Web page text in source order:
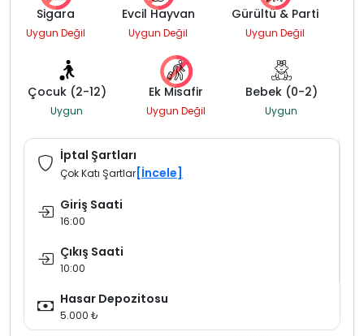
Sigara
Uygun Değil
Evcil Hayvan
Uygun Değil
Gürültü & Parti
Uygun Değil
Çocuk (2-12)
Uygun
Ek Misafir
Uygun Değil
Bebek (0-2)
Uygun
İptal Şartları
Çok Katı Şartlar [İncele]
Giriş Saati
16:00
Çıkış Saati
10:00
Hasar Depozitosu
5.000 ₺